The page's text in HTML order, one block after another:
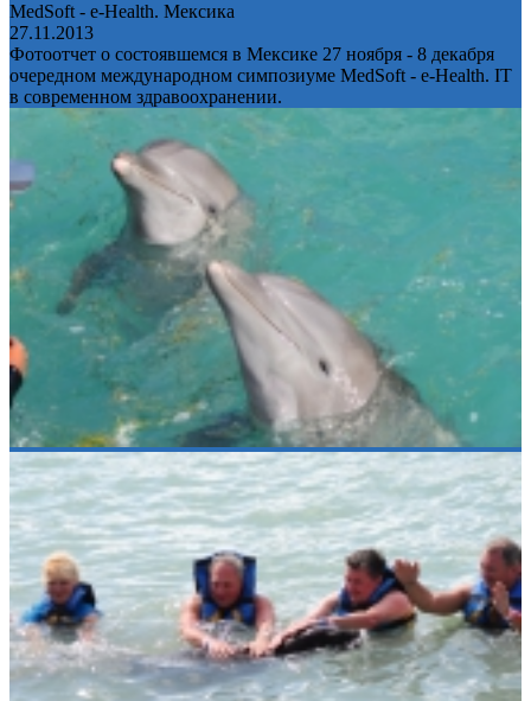
MedSoft - e-Health. Мексика
27.11.2013
Фотоотчет о состоявшемся в Мексике 27 ноября - 8 декабря
очередном международном симпозиуме MedSoft - e-Health. IT
в современном здравоохранении.